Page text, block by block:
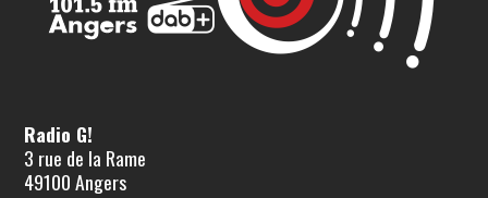
Radio G!
3 rue de la Rame
49100 Angers